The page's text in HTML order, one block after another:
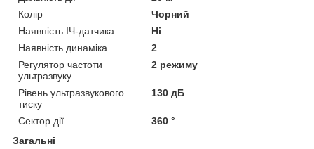
Колір
Чорний
Наявність ІЧ-датчика
Ні
Наявність динаміка
2
Регулятор частоти
ультразвуку
2 режиму
Рівень ультразвукового
тиску
130 дБ
Сектор дії
360 °
Загальні